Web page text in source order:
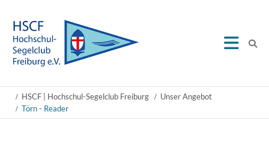
HSCF | Hochschul-Segelclub Freiburg
Unser Angebot
Törn - Reader